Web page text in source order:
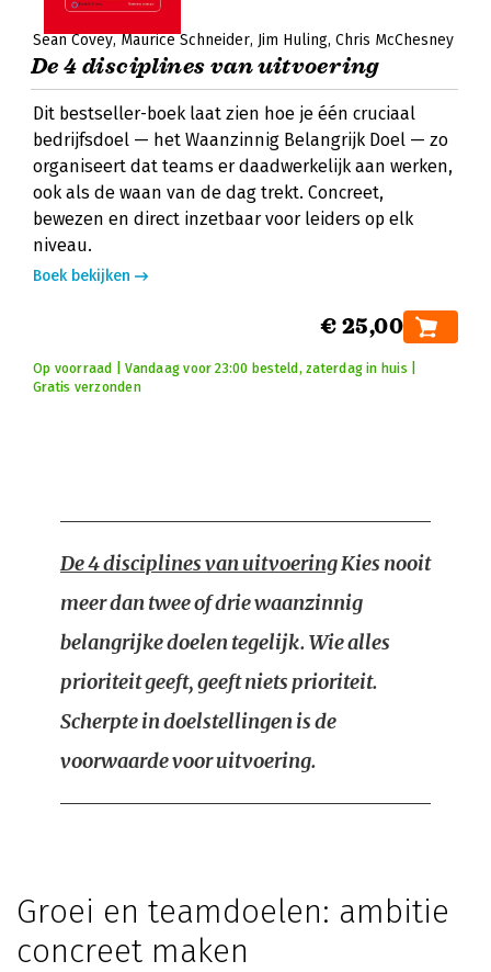
Sean Covey Maurice Schneider Jim Huling Chris McChesney
De 4 disciplines van uitvoering
Dit bestseller-boek laat zien hoe je één cruciaal
bedrijfsdoel — het Waanzinnig Belangrijk Doel — zo
organiseert dat teams er daadwerkelijk aan werken,
ook als de waan van de dag trekt. Concreet,
bewezen en direct inzetbaar voor leiders op elk
niveau.
Boek bekijken
€ 25,00
Op voorraad | Vandaag voor 23:00 besteld, zaterdag in huis |
Gratis verzonden
De 4 disciplines van uitvoeringKies nooit
meer dan twee of drie waanzinnig
belangrijke doelen tegelijk. Wie alles
prioriteit geeft, geeft niets prioriteit.
Scherpte in doelstellingen is de
voorwaarde voor uitvoering.
Groei en teamdoelen: ambitie
concreet maken